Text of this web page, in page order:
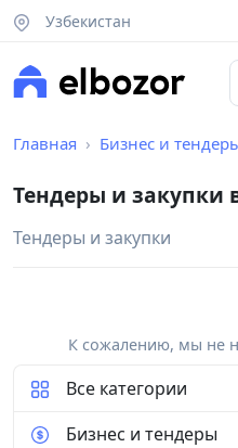
Узбекистан
Главная Бизнес и
Тендеры и закупки
Тендеры и закупки
К сожалению, мы не
Все категории
Бизнес и тендеры